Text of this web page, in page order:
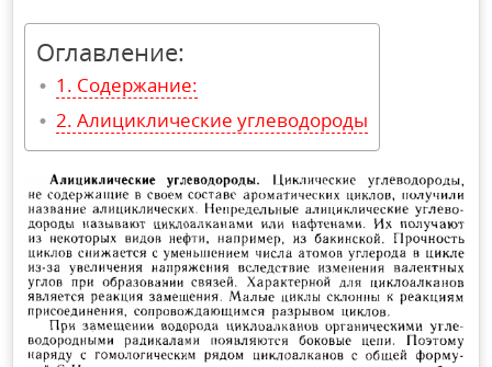
Оглавление:
Содержание:
Алициклические углеводороды